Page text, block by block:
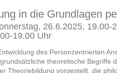
in die Grundlagen
26.6.2025,
19.00 Uhr
des Personzentrierten
theoretische Begriffe
Theoriebildung vorgestellt, die